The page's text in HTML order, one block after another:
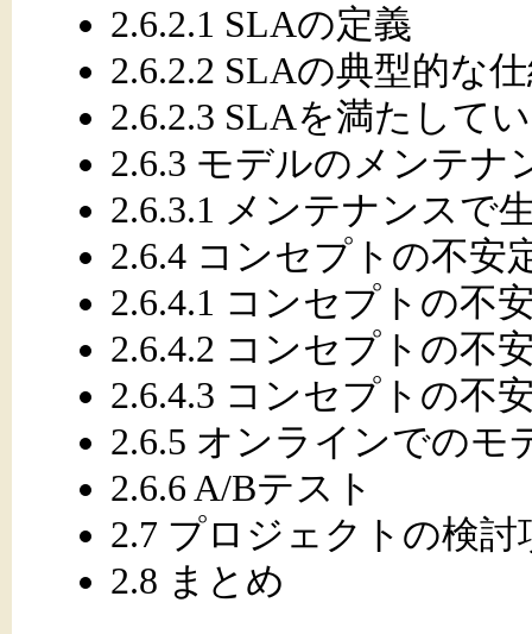
2.6.2.1 SLAの定義
2.6.2.2 SLAの典型的な
2.6.2.3 SLAを満たして
2.6.3 モデルのメンテナ
2.6.3.1 メンテナンスで
2.6.4 コンセプトの不安
2.6.4.1 コンセプトの不
2.6.4.2 コンセプトの不
2.6.4.3 コンセプトの不
2.6.5 オンラインでのモ
2.6.6 A/Bテスト
2.7 プロジェクトの検
2.8 まとめ